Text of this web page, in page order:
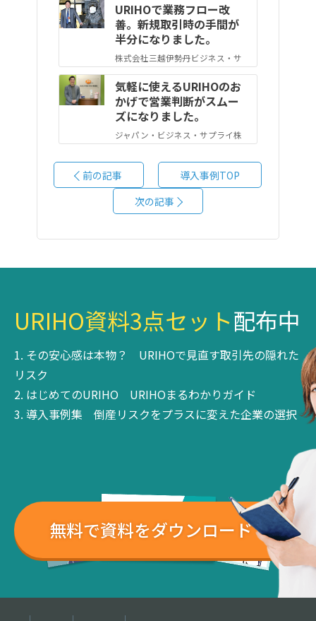
URIHOで業務フロー改
善。新規取引時の手間が
半分になりました。
株式会社三越伊勢丹ビジネス・サ
ポート ソリューション営業部 営
業管理 シニアセールス：中島 伸樹
様
気軽に使えるURIHOのお
かげで営業判断がスムー
ズになりました。
ジャパン・ビジネス・サプライ株
原 亮一 様
前の記事
導入事例TOP
次の記事
URIHO資料3点セット配布中
その安心感は本物？
URIHOで見直す取引先の隠れた
リスク
はじめてのURIHO
URIHOまるわかりガイド
導入事例集
倒産リスクをプラスに変えた企業の選択
無料で資料をダウンロード